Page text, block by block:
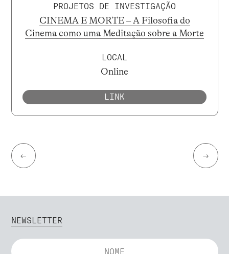
PROJETOS DE INVESTIGAÇÃO
CINEMA E MORTE – A Filosofia do
Cinema como uma Meditação sobre a Morte
LOCAL
Online
LINK
← →
NEWSLETTER